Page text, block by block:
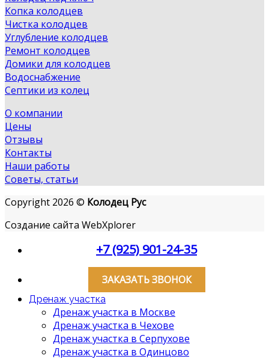
Копка колодцев
Чистка колодцев
Углубление колодцев
Ремонт колодцев
Домики для колодцев
Водоснабжение
Септики из колец
О компании
Цены
Отзывы
Контакты
Наши работы
Советы, статьи
Copyright 2026 © Колодец Рус
Создание сайта WebXplorer
+7 (925) 901-24-35
ЗАКАЗАТЬ ЗВОНОК
Дренаж участка
Дренаж участка в Москве
Дренаж участка в Чехове
Дренаж участка в Серпухове
Дренаж участка в Одинцово